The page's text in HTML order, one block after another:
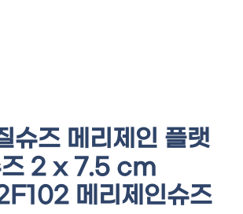
슈즈 메리제인 플랫
2 x 7.5 cm
메리제인슈즈